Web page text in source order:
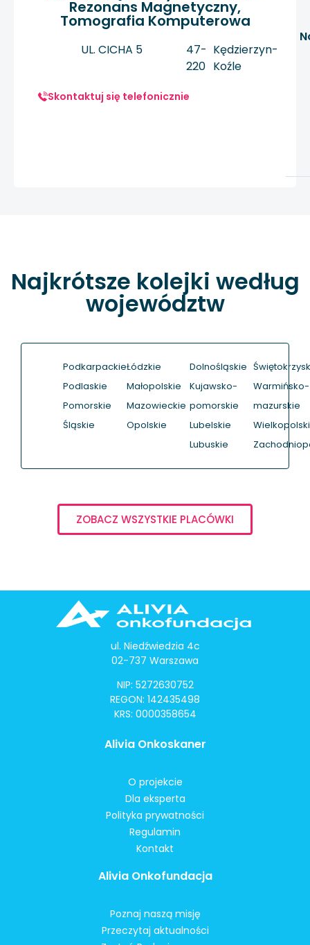
Rezonans Magnetyczny,
Tomografia Komputerowa
UL. CICHA 5
47-
220
Kędzierzyn-
Koźle
Skontaktuj się telefonicznie
Najkrótsze kolejki według
województw
Podkarpackie
Podlaskie
Pomorskie
Śląskie
Łódzkie
Małopolskie
Mazowieckie
Opolskie
Dolnośląskie
Kujawsko-
pomorskie
Lubelskie
Lubuskie
Warmińsko-
mazurskie
ZOBACZ WSZYSTKIE PLACÓWKI
ul. Niedźwiedzia 4c
02-737 Warszawa
NIP: 5272630752
REGON: 142435498
KRS: 0000358654
Alivia Onkoskaner
O projekcie
Dla eksperta
Polityka prywatności
Regulamin
Kontakt
Alivia Onkofundacja
Poznaj naszą misję
Przeczytaj aktualności